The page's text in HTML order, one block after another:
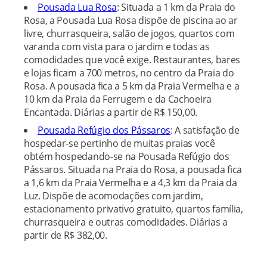
Pousada Lua Rosa: Situada a 1 km da Praia do
Rosa, a Pousada Lua Rosa dispõe de piscina ao ar
livre, churrasqueira, salão de jogos, quartos com
varanda com vista para o jardim e todas as
comodidades que você exige. Restaurantes, bares
e lojas ficam a 700 metros, no centro da Praia do
Rosa. A pousada fica a 5 km da Praia Vermelha e a
10 km da Praia da Ferrugem e da Cachoeira
Encantada. Diárias a partir de R$ 150,00.
Pousada Refúgio dos Pássaros: A satisfação de
hospedar-se pertinho de muitas praias você
obtém hospedando-se na Pousada Refúgio dos
Pássaros. Situada na Praia do Rosa, a pousada fica
a 1,6 km da Praia Vermelha e a 4,3 km da Praia da
Luz. Dispõe de acomodações com jardim,
estacionamento privativo gratuito, quartos família,
churrasqueira e outras comodidades. Diárias a
partir de R$ 382,00.